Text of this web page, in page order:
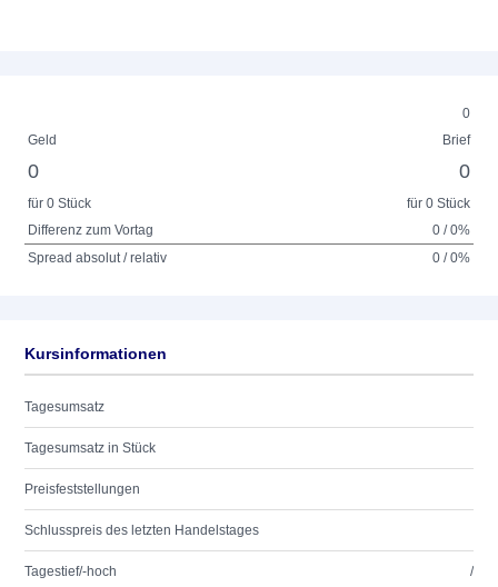
0
Geld
Brief
0 0
für 0 Stück
für 0 Stück
Differenz zum Vortag
0 / 0%
Spread absolut / relativ
0 / 0%
Kursinformationen
Tagesumsatz
Tagesumsatz in Stück
Preisfeststellungen
Schlusspreis des letzten Handelstages
Tagestief/-hoch /